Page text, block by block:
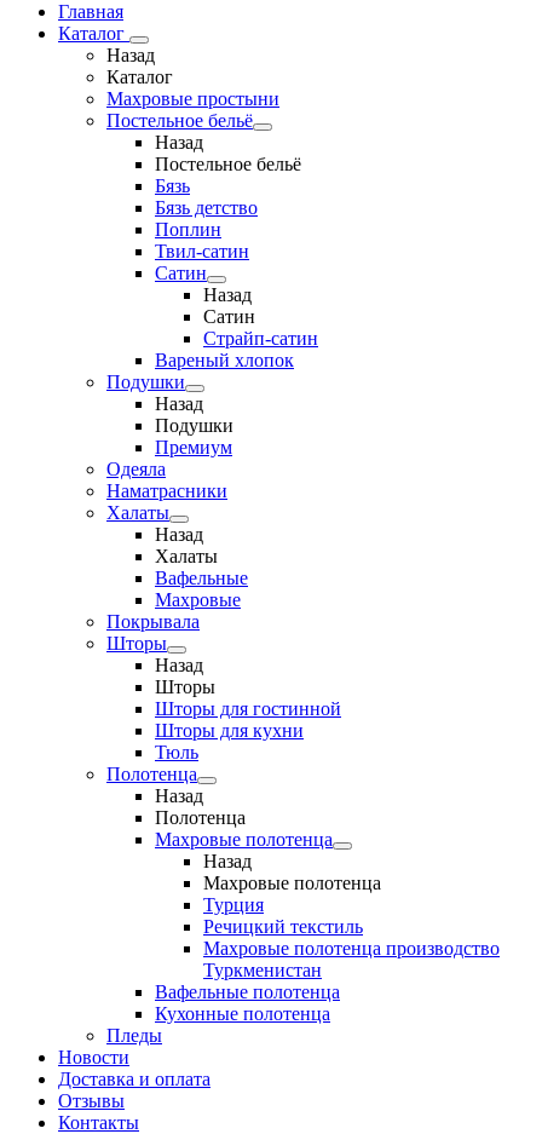
Главная
Каталог
Назад
Каталог
Махровые простыни
Постельное бельё
Назад
Постельное бельё
Бязь
Бязь детство
Поплин
Твил-сатин
Сатин
Назад
Сатин
Страйп-сатин
Вареный хлопок
Подушки
Назад
Подушки
Премиум
Одеяла
Наматрасники
Халаты
Назад
Халаты
Вафельные
Махровые
Покрывала
Шторы
Назад
Шторы
Шторы для гостинной
Шторы для кухни
Тюль
Полотенца
Назад
Полотенца
Махровые полотенца
Назад
Махровые полотенца
Турция
Речицкий текстиль
Махровые полотенца производство
Туркменистан
Вафельные полотенца
Кухонные полотенца
Пледы
Новости
Доставка и оплата
Отзывы
Контакты